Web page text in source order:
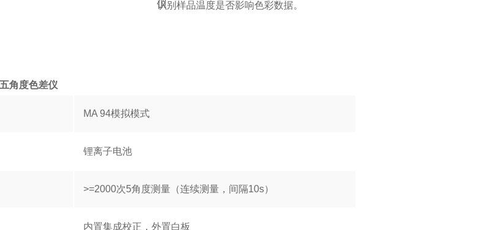
识别样品温度是否影响色彩数据。
角度色差仪
MA 94模拟模式
锂离子电池
>=2000次5角度测量（连续测量，间隔10s）
内置集成校正，外置白板